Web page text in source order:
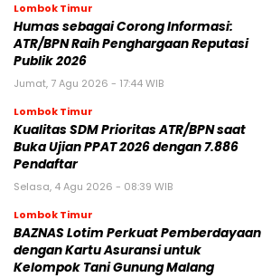
Lombok Timur
Humas sebagai Corong Informasi:
ATR/BPN Raih Penghargaan Reputasi
Publik 2026
Jumat, 7 Agu 2026 - 17:44 WIB
Lombok Timur
Kualitas SDM Prioritas ATR/BPN saat
Buka Ujian PPAT 2026 dengan 7.886
Pendaftar
Selasa, 4 Agu 2026 - 08:39 WIB
Lombok Timur
BAZNAS Lotim Perkuat Pemberdayaan
dengan Kartu Asuransi untuk
Kelompok Tani Gunung Malang